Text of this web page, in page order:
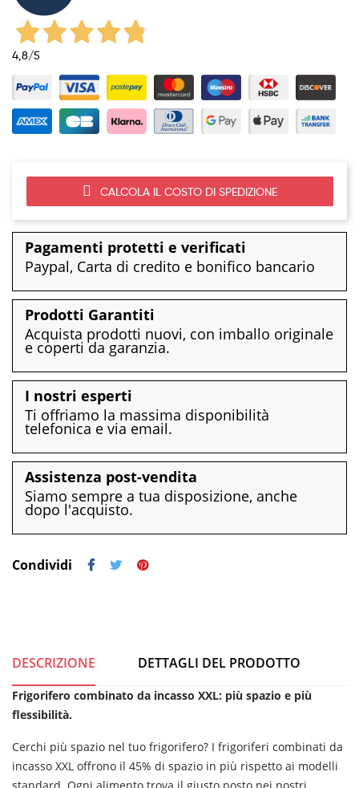
4,8/5
CALCOLA IL COSTO DI SPEDIZIONE
Pagamenti protetti e verificati
Paypal, Carta di credito e bonifico bancario
Prodotti Garantiti
Acquista prodotti nuovi, con imballo originale
e coperti da garanzia.
I nostri esperti
Ti offriamo la massima disponibilità
telefonica e via email.
Assistenza post-vendita
Siamo sempre a tua disposizione, anche
dopo l'acquisto.
Condividi
DESCRIZIONE DETTAGLI DEL PRODOTTO
Frigorifero combinato da incasso XXL: più spazio e più
flessibilità.
Cerchi più spazio nel tuo frigorifero? I frigoriferi combinati da
incasso XXL offrono il 45% di spazio in più rispetto ai modelli